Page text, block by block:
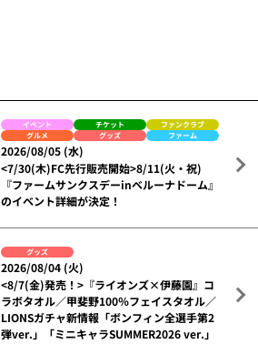
イベント チケット
ファンクラブ
グルメ
グッズ ファーム
2026/08/05 (水)
<7/30(木)FC先行販売開始>8/11(火・祝)
『ファームサンクスデーinベルーナドーム』
のイベント詳細が決定！
グッズ
2026/08/04 (火)
<8/7(金)発売！>『ライオンズ×伊藤園』コ
ラボタオル／甲斐野100％フェイスタオル／
LIONSガチャ新情報「ボンフィン全選手第2
弾ver.」「ミニキャラSUMMER2026 ver.」